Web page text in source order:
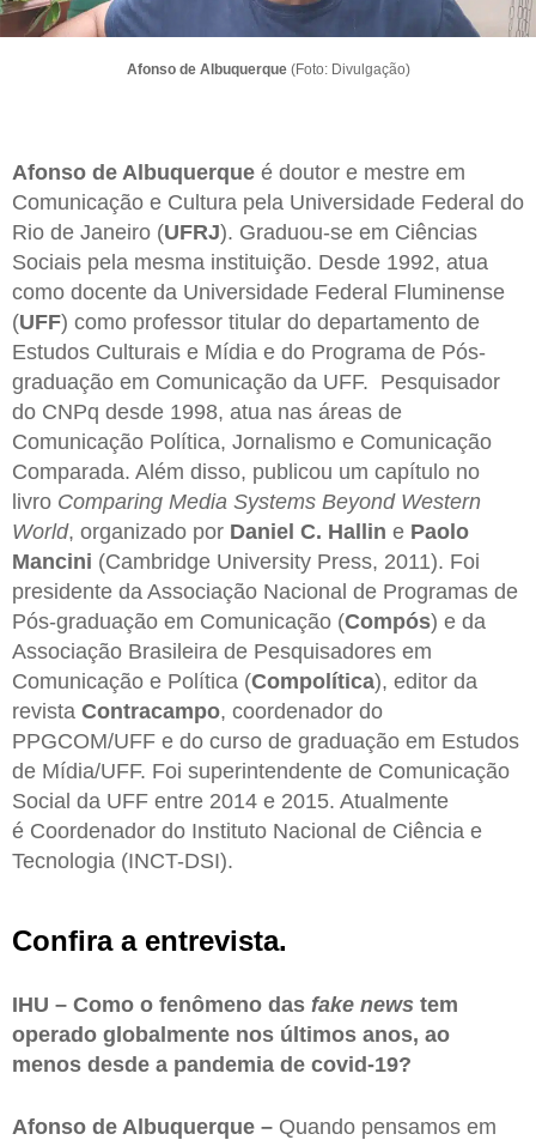
Afonso de Albuquerque(Foto: Divulgação)
Afonso de Albuquerque é doutor e mestre em
Comunicação e Cultura pela Universidade Federal do
Rio de Janeiro (UFRJ). Graduou-se em Ciências
Sociais pela mesma instituição. Desde 1992, atua
como docente da Universidade Federal Fluminense
(UFF) como professor titular do departamento de
Estudos Culturais e Mídia e do Programa de Pós-
graduação em Comunicação da UFF. Pesquisador
do CNPq desde 1998, atua nas áreas de
Comunicação Política, Jornalismo e Comunicação
Comparada. Além disso, publicou um capítulo no
livro Comparing Media Systems Beyond Western
World, organizado por Daniel C. Hallin e Paolo
Mancini (Cambridge University Press, 2011). Foi
presidente da Associação Nacional de Programas de
Pós-graduação em Comunicação (Compós) e da
Associação Brasileira de Pesquisadores em
Comunicação e Política (Compolítica), editor da
revista Contracampo, coordenador do
PPGCOM/UFF e do curso de graduação em Estudos
de Mídia/UFF. Foi superintendente de Comunicação
Social da UFF entre 2014 e 2015. Atualmente
é Coordenador do Instituto Nacional de Ciência e
Tecnologia (INCT-DSI).
Confira a entrevista.
IHU – Como o fenômeno das fake news tem
operado globalmente nos últimos anos, ao
menos desde a pandemia de covid-19?
Afonso de Albuquerque – Quando pensamos em